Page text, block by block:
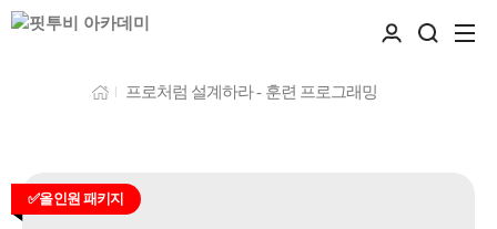
프로처럼 설계하라 - 훈련 프로그래밍
✅올인원 패키지